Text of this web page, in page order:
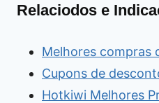
Relaciodos e
Melhores compras
Cupons de
Hotkiwi Melhores